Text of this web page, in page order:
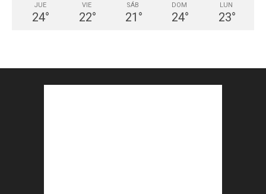
JUE
24°
VIE
22°
SÁB
21 °
DOM
24°
LUN
23°